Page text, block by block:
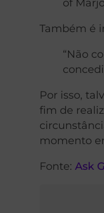
of
Também é
“Não
Por isso,
fim de
momento
Fonte:Ask